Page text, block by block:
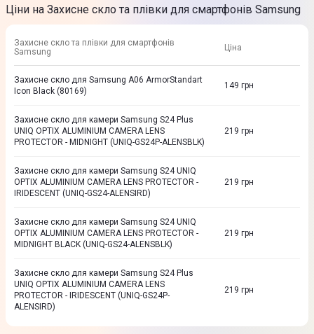
Ціни на Захисне скло та плівки для смартфонів Samsung
Захисне скло та плівки для смартфонів
Samsung
Ціна
Захисне скло для Samsung A06 ArmorStandart
Icon Black (80169)
149 грн
Захисне скло для камери Samsung S24 Plus
UNIQ OPTIX ALUMINIUM CAMERA LENS
PROTECTOR - MIDNIGHT (UNIQ-GS24P-ALENSBLK)
219 грн
Захисне скло для камери Samsung S24 UNIQ
OPTIX ALUMINIUM CAMERA LENS PROTECTOR -
IRIDESCENT (UNIQ-GS24-ALENSIRD)
219 грн
Захисне скло для камери Samsung S24 UNIQ
OPTIX ALUMINIUM CAMERA LENS PROTECTOR -
MIDNIGHT BLACK (UNIQ-GS24-ALENSBLK)
219 грн
Захисне скло для камери Samsung S24 Plus
UNIQ OPTIX ALUMINIUM CAMERA LENS
PROTECTOR - IRIDESCENT (UNIQ-GS24P-
ALENSIRD)
219 грн